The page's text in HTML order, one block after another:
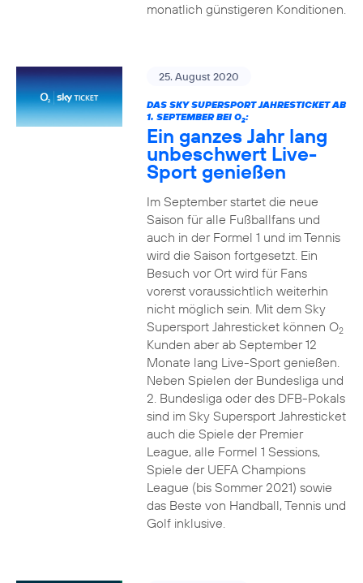
monatlich günstigeren Konditionen.
25. August 2020
DAS SKY SUPERSPORT JAHRESTICKET AB
1. SEPTEMBER BEI O2:
Ein ganzes Jahr lang
unbeschwert Live-
Sport genießen
Im September startet die neue
Saison für alle Fußballfans und
auch in der Formel 1 und im Tennis
wird die Saison fortgesetzt. Ein
Besuch vor Ort wird für Fans
vorerst voraussichtlich weiterhin
nicht möglich sein. Mit dem Sky
Supersport Jahresticket können O2
Kunden aber ab September 12
Monate lang Live-Sport genießen.
Neben Spielen der Bundesliga und
2. Bundesliga oder des DFB-Pokals
sind im Sky Supersport Jahresticket
auch die Spiele der Premier
League, alle Formel 1 Sessions,
Spiele der UEFA Champions
League (bis Sommer 2021) sowie
das Beste von Handball, Tennis und
Golf inklusive.